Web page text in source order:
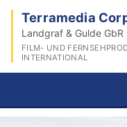
Terramedia
Landgraf & Gulde GbR
FILM- UND
INTERNATIONAL